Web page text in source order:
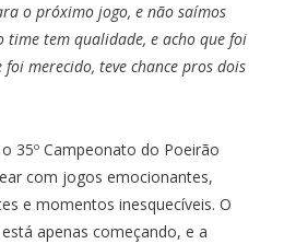
o próximo jogo, e não saímos
tem qualidade, e acho que foi
merecido, teve chance pros dois
35º Campeonato do Poeirão
com jogos emocionantes,
e momentos inesquecíveis. O
apenas começando, e a